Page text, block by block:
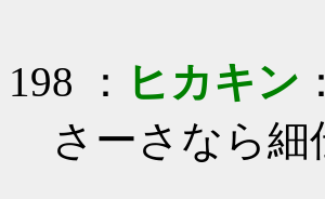
198 ： ヒカキン
さーさなら細